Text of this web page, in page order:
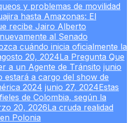
y problemas de movilidad
hasta Amazonas: El
recibe Jairo Alberto
al Senado
cuándo inicia oficialmente la
20, 2024La Pregunta Que
a un Agente de Tránsito junio
estará a cargo del show de
2024 junio 27, 2024Estas
de Colombia, según la
20, 2026La cruda realidad
Polonia